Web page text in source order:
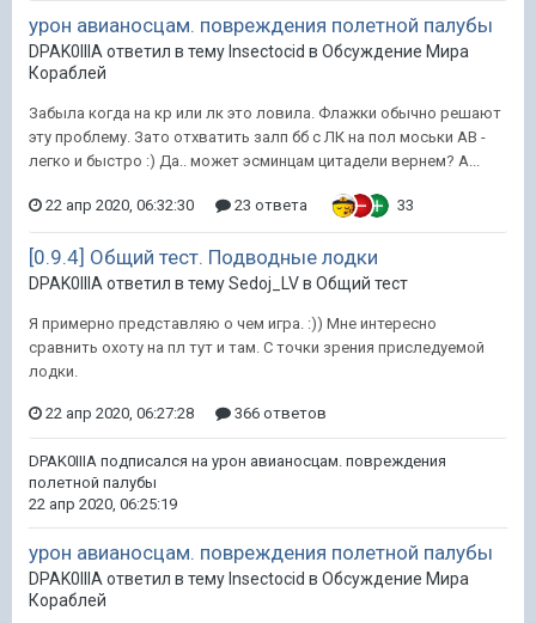
урон авианосцам. повреждения полетной палубы
DPAK0IIIA ответил в тему Insectocid в Обсуждение Мира
Кораблей
Забыла когда на кр или лк это ловила. Флажки обычно решают
эту проблему. Зато отхватить залп бб с ЛК на пол моськи АВ -
легко и быстро :) Да.. может эсминцам цитадели вернем? А...
22 апр 2020, 06:32:30 23 ответа 33
[0.9.4] Общий тест. Подводные лодки
DPAK0IIIA ответил в тему Sedoj_LV в Общий тест
Я примерно представляю о чем игра. :)) Мне интересно
сравнить охоту на пл тут и там. С точки зрения приследуемой
лодки.
22 апр 2020, 06:27:28 366 ответов
DPAK0IIIA подписался на урон авианосцам. повреждения
полетной палубы
22 апр 2020, 06:25:19
урон авианосцам. повреждения полетной палубы
DPAK0IIIA ответил в тему Insectocid в Обсуждение Мира
Кораблей